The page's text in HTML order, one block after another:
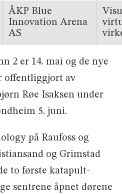
ÅKP Blue
Innovation Arena
AS
2 er 14. mai og de nye
offentliggjort av
Røe Isaksen under
5. juni.
på Raufoss og
og Grimstad
to første katapult-
sentrene åpnet dørene